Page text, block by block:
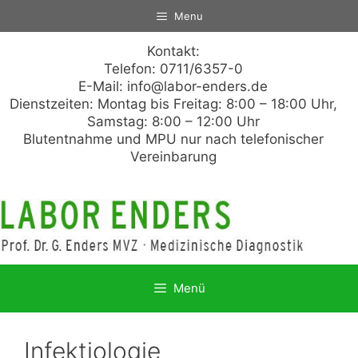
Menu
Kontakt:
Telefon: 0711/6357-0
E-Mail: info@labor-enders.de
Dienstzeiten: Montag bis Freitag: 8:00 – 18:00 Uhr,
Samstag: 8:00 – 12:00 Uhr
Blutentnahme und MPU nur nach telefonischer
Vereinbarung
Menü
Infektiologie